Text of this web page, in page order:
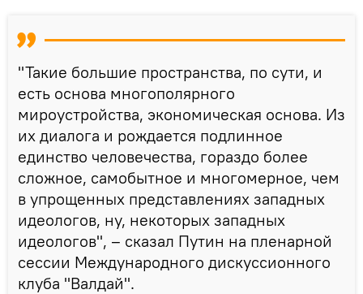
"Такие большие пространства, по сути, и
есть основа многополярного
мироустройства, экономическая основа. Из
их диалога и рождается подлинное
единство человечества, гораздо более
сложное, самобытное и многомерное, чем
в упрощенных представлениях западных
идеологов, ну, некоторых западных
идеологов", – сказал Путин на пленарной
сессии Международного дискуссионного
клуба "Валдай".